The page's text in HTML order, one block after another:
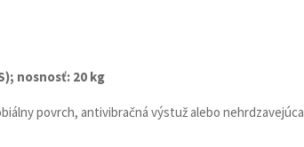
nosnosť: 20 kg
povrch, antivibračná výstuž alebo nehrdzavejúca